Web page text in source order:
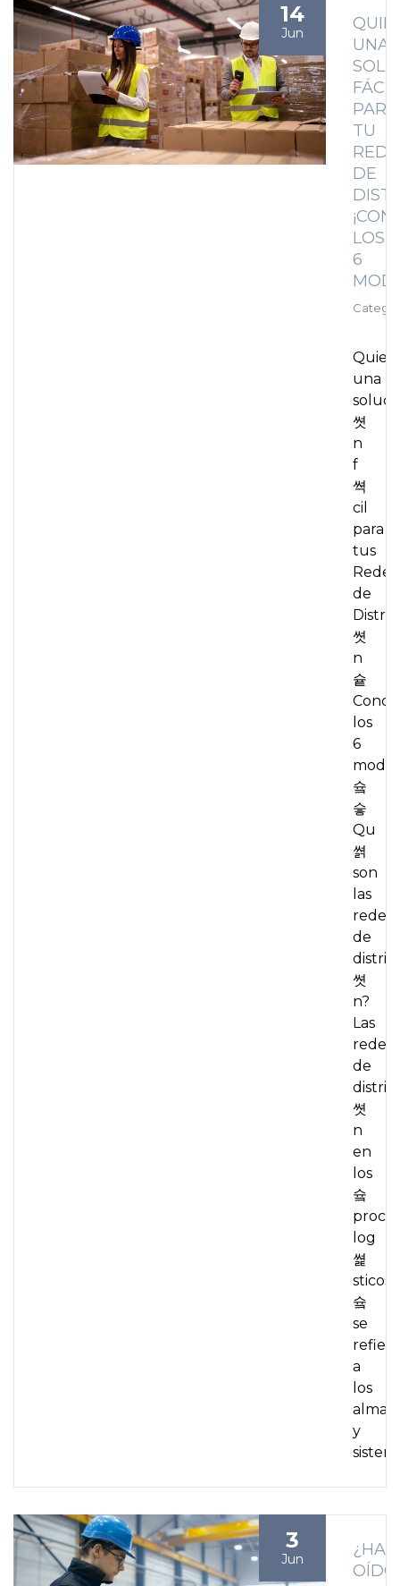
14
Jun
UNA
FÁCIL
PARA
TU
DE
LOS
6
una
soluci
쎳
n
f
쎡
cil
para
tus
Redes
de
쎳
n
슡
los
6
슠
슿
Qu
쎩
son
las
redes
de
쎳
n?
Las
redes
de
쎳
n
en
los
슠
log
쎭
sticos
슠
se
a
los
y
3
Jun
¿HAS
OÍDO